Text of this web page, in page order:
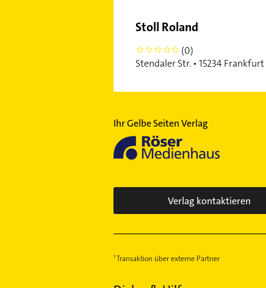
Stoll Roland
0
(0)
Stendaler Str. • 15234
Ihr Gelbe Seiten Verlag
Verlag kontaktieren
Transaktion über externe Partner